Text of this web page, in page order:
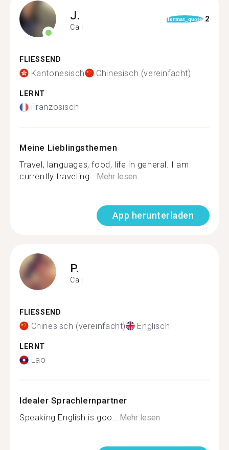
J.
Cali
format_quote 2
FLIESSEND
Kantonesisch Chinesisch (vereinfacht)
LERNT
Französisch
Meine Lieblingsthemen
Travel, languages, food, life in general. I am
currently traveling...Mehr lesen
App herunterladen
P.
Cali
FLIESSEND
Chinesisch (vereinfacht) Englisch
LERNT
Lao
Idealer Sprachlernpartner
Speaking English is goo...Mehr lesen